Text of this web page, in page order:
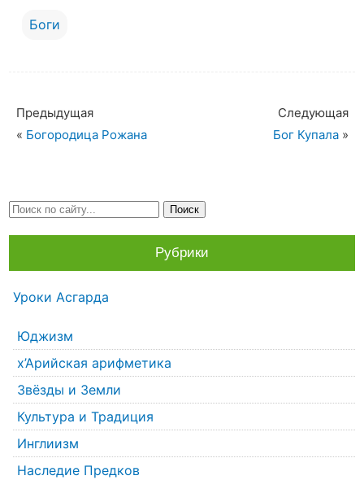
Боги
Предыдущая
« Богородица Рожана
Следующая
Бог Купала»
Рубрики
Уроки Асгарда
Юджизм
х’Арийская арифметика
Звёзды и Земли
Культура и Традиция
Инглиизм
Наследие Предков